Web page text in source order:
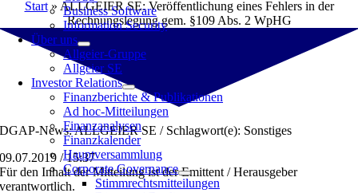
Business Software
Information Security
Über uns
Allgeier-Gruppe
Allgeier SE
Investor Relations
Finanzberichte & Publikationen
Ad hoc-Mitteilungen
Finanzanalysen
Finanzkalender
Hauptversammlung
Corporate Governance
Stimmrechtsmitteilungen
Start» ALLGEIER SE: Veröffentlichung eines Fehlers in der
Rechnungslegung gem. §109 Abs. 2 WpHG
DGAP-News: ALLGEIER SE / Schlagwort(e): Sonstiges
09.07.2019 / 15:37
Für den Inhalt der Mitteilung ist der Emittent / Herausgeber
verantwortlich.